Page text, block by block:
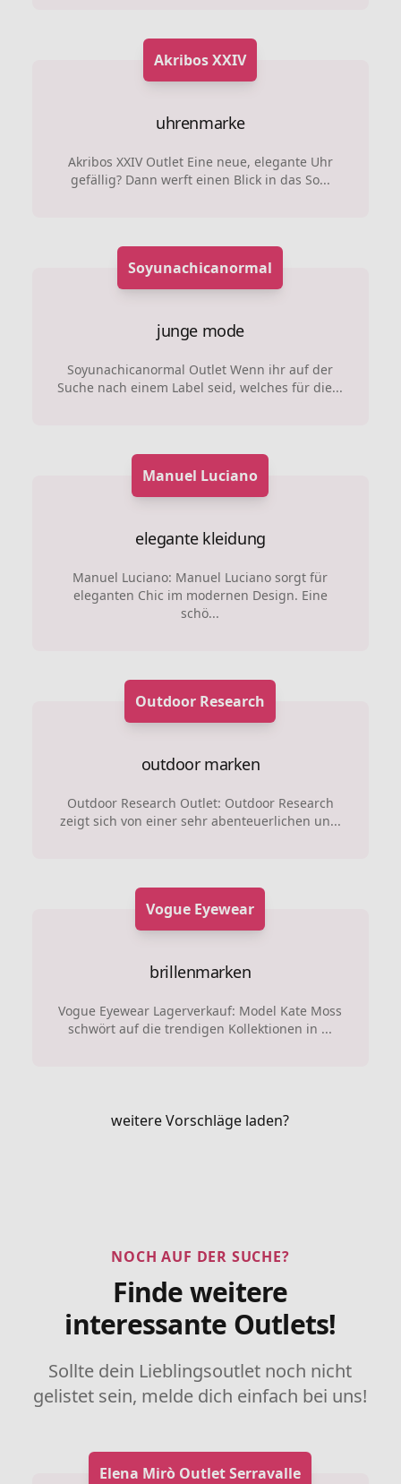
Akribos XXIV
uhrenmarke
Akribos XXIV Outlet Eine neue, elegante Uhr
gefällig? Dann werft einen Blick in das So...
Soyunachicanormal
junge mode
Soyunachicanormal Outlet Wenn ihr auf der
Suche nach einem Label seid, welches für die...
Manuel Luciano
elegante kleidung
Manuel Luciano: Manuel Luciano sorgt für
eleganten Chic im modernen Design. Eine
schö...
Outdoor Research
outdoor marken
Outdoor Research Outlet: Outdoor Research
zeigt sich von einer sehr abenteuerlichen un...
Vogue Eyewear
brillenmarken
Vogue Eyewear Lagerverkauf: Model Kate Moss
schwört auf die trendigen Kollektionen in ...
weitere Vorschläge laden?
NOCH AUF DER SUCHE?
Finde weitere
interessante Outlets!
Sollte dein Lieblingsoutlet noch nicht
gelistet sein, melde dich einfach bei uns!
Elena Mirò Outlet Serravalle